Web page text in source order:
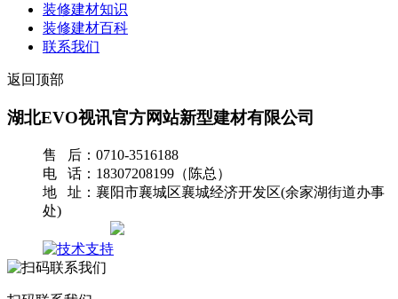
装修建材知识
装修建材百科
联系我们
返回顶部
湖北EVO视讯官方网站新型建材有限公司
售 后：0710-3516188
电 话：18307208199（陈总）
地 址：襄阳市襄城区襄城经济开发区(余家湖街道办事
处)